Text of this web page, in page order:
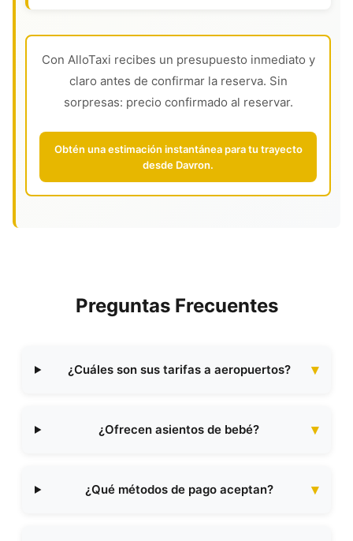
Con AlloTaxi recibes un presupuesto inmediato y
claro antes de confirmar la reserva. Sin
sorpresas: precio confirmado al reservar.
Obtén una estimación instantánea para tu trayecto
desde Davron.
Preguntas Frecuentes
¿Cuáles son sus tarifas a aeropuertos?
¿Ofrecen asientos de bebé?
¿Qué métodos de pago aceptan?